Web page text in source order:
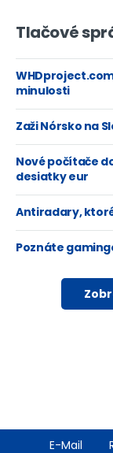
Tlačové
minulosti
Zaži Nórsko na
Nové počítače
desiatky eur
Antiradary,
Poznáte
FooterE-Mail